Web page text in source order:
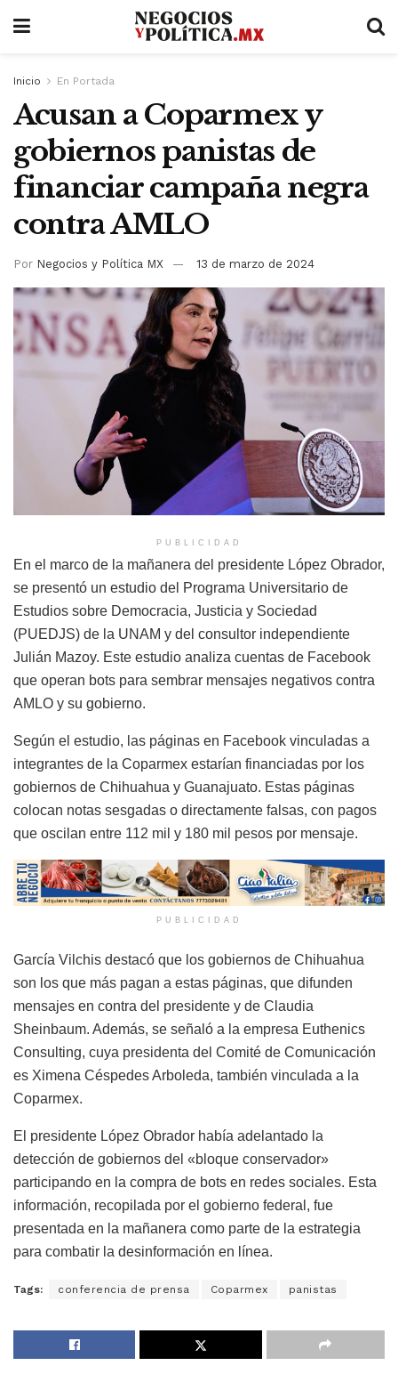
Inicio En Portada
Acusan a Coparmex y
gobiernos panistas de
financiar campaña negra
contra AMLO
Por Negocios y Política MX 13 de marzo de 2024
PUBLICIDAD
En el marco de la mañanera del presidente López Obrador,
se presentó un estudio del Programa Universitario de
Estudios sobre Democracia, Justicia y Sociedad
(PUEDJS) de la UNAM y del consultor independiente
Julián Mazoy. Este estudio analiza cuentas de Facebook
que operan bots para sembrar mensajes negativos contra
AMLO y su gobierno.
Según el estudio, las páginas en Facebook vinculadas a
integrantes de la Coparmex estarían financiadas por los
gobiernos de Chihuahua y Guanajuato. Estas páginas
colocan notas sesgadas o directamente falsas, con pagos
que oscilan entre 112 mil y 180 mil pesos por mensaje.
PUBLICIDAD
García Vilchis destacó que los gobiernos de Chihuahua
son los que más pagan a estas páginas, que difunden
mensajes en contra del presidente y de Claudia
Sheinbaum. Además, se señaló a la empresa Euthenics
Consulting, cuya presidenta del Comité de Comunicación
es Ximena Céspedes Arboleda, también vinculada a la
Coparmex.
El presidente López Obrador había adelantado la
detección de gobiernos del «bloque conservador»
participando en la compra de bots en redes sociales. Esta
información, recopilada por el gobierno federal, fue
presentada en la mañanera como parte de la estrategia
para combatir la desinformación en línea.
Tags: conferencia de prensa Coparmex panistas